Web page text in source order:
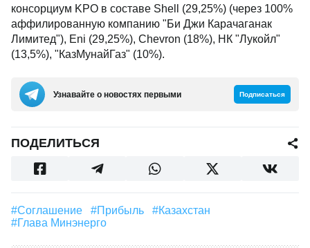
консорциум KPO в составе Shell (29,25%) (через 100%
аффилированную компанию "Би Джи Карачаганак
Лимитед"), Eni (29,25%), Chevron (18%), НК "Лукойл"
(13,5%), "КазМунайГаз" (10%).
Узнавайте о новостях первыми Подписаться
ПОДЕЛИТЬСЯ
#соглашение #прибыль
#Казахстан
#глава Минэнерго